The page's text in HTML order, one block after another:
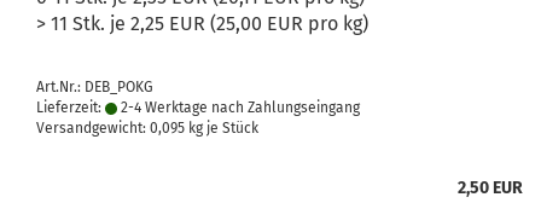
> 11 Stk. je 2,25 EUR (25,00 EUR pro kg)
Art.Nr.: DEB_POKG
Lieferzeit:
2-4 Werktage nach Zahlungseingang
Versandgewicht: 0,095 kg je Stück
2,50 EUR